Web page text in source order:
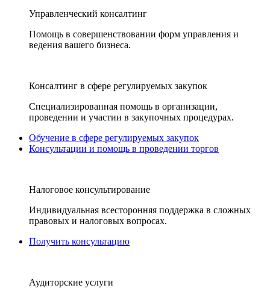
Управленческий консалтинг
Помощь в совершенствовании форм управления и
ведения вашего бизнеса.
Консалтинг в сфере регулируемых закупок
Специализированная помощь в организации,
проведении и участии в закупочных процедурах.
Обучение в сфере регулируемых закупок
Консультации и помощь в проведении торгов
Налоговое консультирование
Индивидуальная всесторонняя поддержка в сложных
правовых и налоговых вопросах.
Получить консультацию
Аудиторские услуги